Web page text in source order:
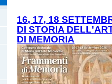
16, 17, 18
DI STORIA
DI MEMORIA